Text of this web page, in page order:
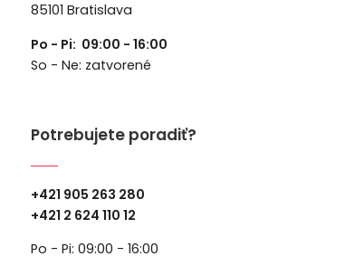
85101 Bratislava
Po - Pi: 09:00 - 16:00
So - Ne: zatvorené
Potrebujete poradiť?
+421 905 263 280
+421 2 624 110 12
Po - Pi: 09:00 - 16:00